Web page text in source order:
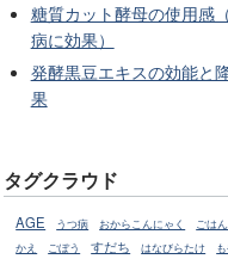
糖質カット酵母の使用感
病に効果）
発酵黒豆エキスの効能と
果
タグクラウド
AGE うつ病 おからこんにゃく
ごは
かえ
ごぼう すだち はなびらたけ